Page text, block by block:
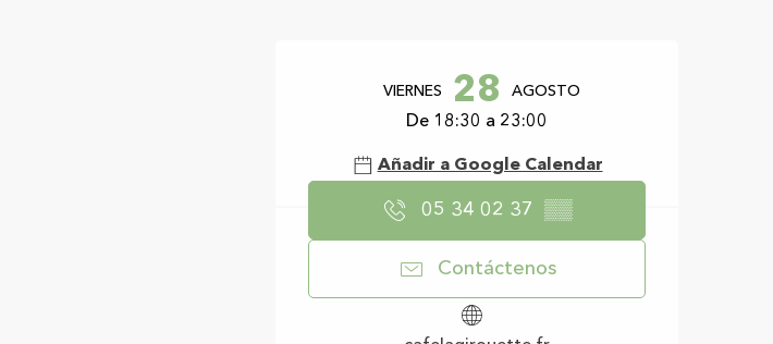
Horarios y datos
VIERNES 28 AGOSTO
De 18:30 a 23:00
Añadir a Google Calendar
05 34 02 37 ▒▒
Contáctenos